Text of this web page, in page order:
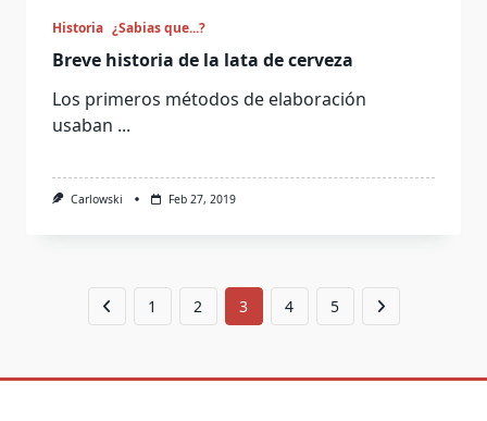
Historia ¿Sabias que...?
Breve historia de la lata de cerveza
Los primeros métodos de elaboración
usaban ...
Carlowski Feb 27, 2019
1 2 3 4 5